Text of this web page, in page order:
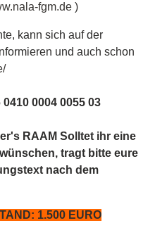
fgm.de )
kann sich auf der
und auch schon
0004 0055 03
RAAM Solltet ihr eine
tragt bitte eure
nach dem
1.500 EURO